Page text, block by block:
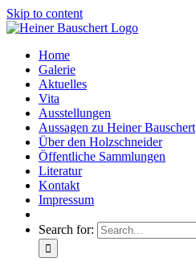
Skip to content
Home
Galerie
Aktuelles
Vita
Ausstellungen
Aussagen zu Heiner Bauschert
Über den Holzschneider
Öffentliche Sammlungen
Literatur
Kontakt
Impressum
Search for: